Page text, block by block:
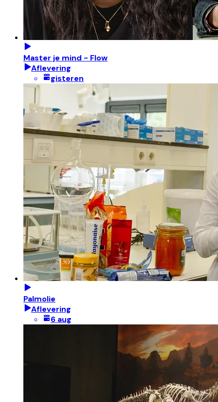
Master je mind - Flow
Aflevering
gisteren
Palmolie
Aflevering
6 aug